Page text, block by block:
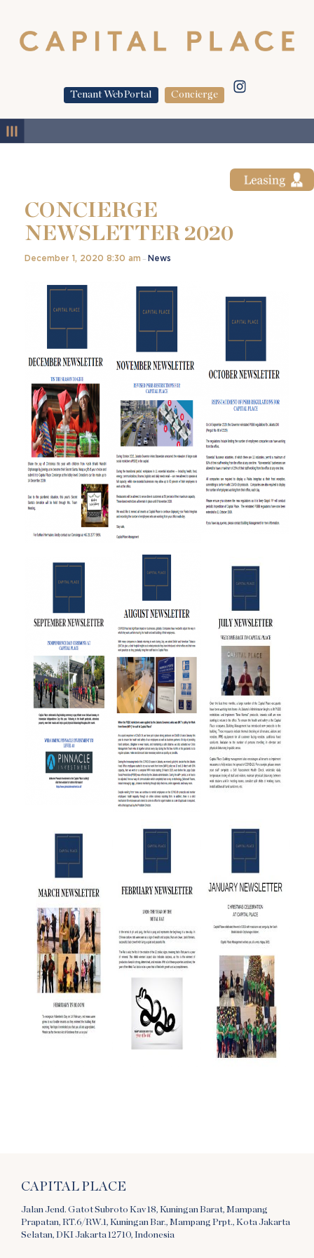
Tenant WebPortal Concierge
MENU
CONCIERGE
NEWSLETTER 2020
December 1, 2020 8:30 am – News
CAPITAL PLACE
Jalan Jend. Gatot Subroto Kav 18, Kuningan Barat, Mampang
Prapatan, RT.6/RW.1, Kuningan Bar., Mampang Prpt., Kota Jakarta
Selatan, DKI Jakarta 12710, Indonesia